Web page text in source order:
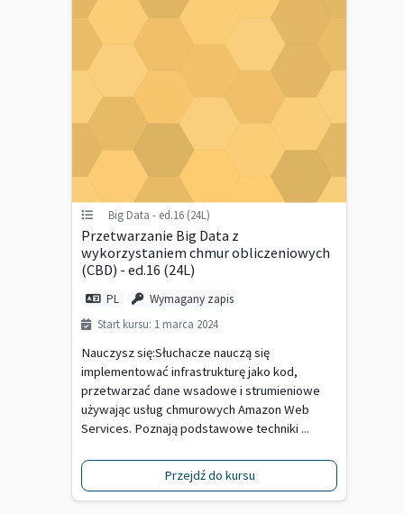
Big Data - ed.16 (24L)
Przetwarzanie Big Data z
wykorzystaniem chmur obliczeniowych
(CBD) - ed.16 (24L)
PL Wymagany zapis
Start kursu: 1 marca 2024
Nauczysz się:Słuchacze nauczą się
implementować infrastrukturę jako kod,
przetwarzać dane wsadowe i strumieniowe
używając usług chmurowych Amazon Web
Services. Poznają podstawowe techniki ...
Przejdź do kursu